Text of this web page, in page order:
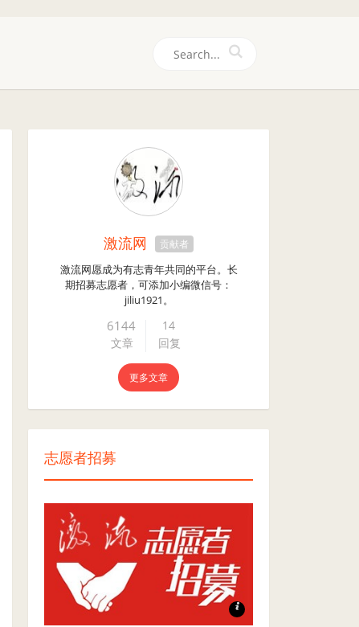
激流网 贡献者
激流网愿成为有志青年共同的平台。长
期招募志愿者，可添加小编微信号：
jiliu1921。
6144
文章
14
回复
更多文章
志愿者招募
志愿者招募